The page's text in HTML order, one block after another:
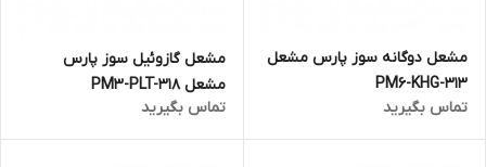
مشعل دوگانه سوز پارس مشعل
PM6-KHG-313
تماس بگیرید
مشعل گازوئیل سوز پارس
مشعل PM3-PLT-318
تماس بگیرید